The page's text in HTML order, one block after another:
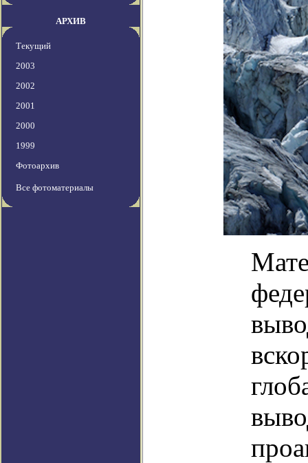
АРХИВ
Текущий
2003
2002
2001
2000
1999
Фотоархив
Все фотоматериалы